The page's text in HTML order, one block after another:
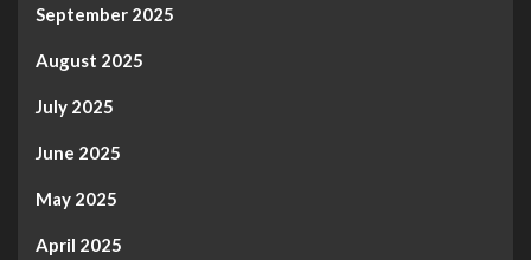
September 2025
August 2025
July 2025
June 2025
May 2025
April 2025